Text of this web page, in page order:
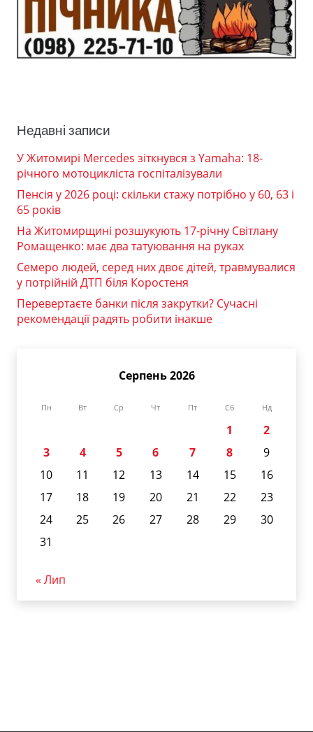
Недавні записи
У Житомирі Mercedes зіткнувся з Yamaha: 18-
річного мотоцикліста госпіталізували
Пенсія у 2026 році: скільки стажу потрібно у 60, 63 і
65 років
На Житомирщині розшукують 17-річну Світлану
Ромащенко: має два татуювання на руках
Семеро людей, серед них двоє дітей, травмувалися
у потрійній ДТП біля Коростеня
Перевертаєте банки після закрутки? Сучасні
рекомендації радять робити інакше
Серпень 2026
Пн Вт Ср Чт Пт Сб Нд
1
2
3
4 5 6 7 8
9
10
11 12 13 14 15
16
17
18 19 20 21 22
23
24
25 26 27 28 29
30
31
« Лип